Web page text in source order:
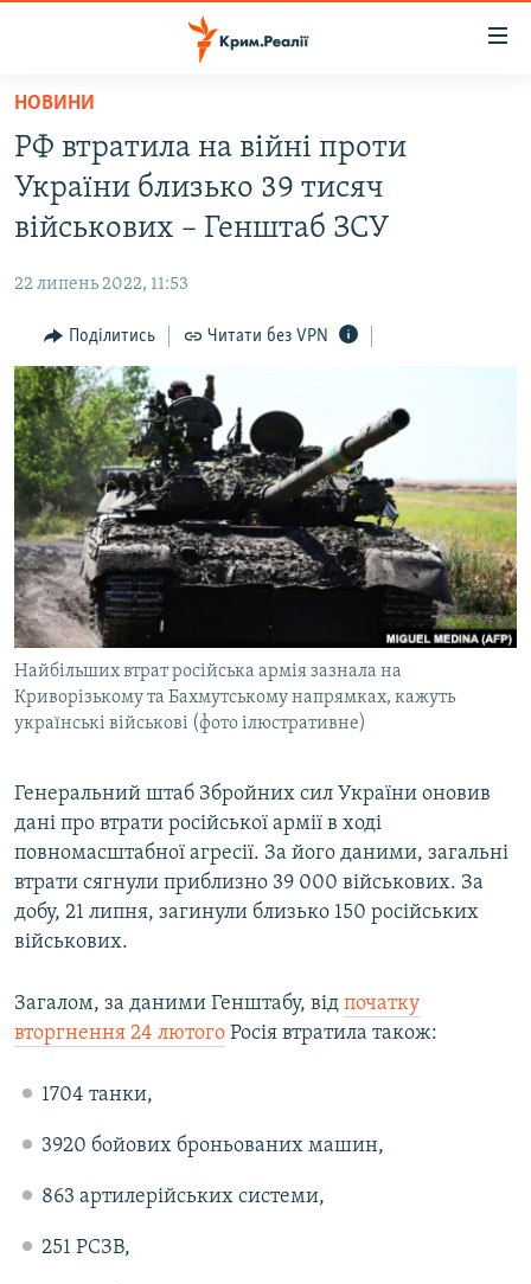
Перейти
основного
матеріалу
Перейти
до
основної
Перейти
до
пошуку
ВОДА.КРИМ
ВІДЕО ТА ФОТО
БЛОГИ
ПОГЛЯД
ІНТЕРВ'Ю
ВСЕ ЗА ДЕНЬ
СПЕЦПРОЕКТИ
ДЕПОРТАЦІЯ
ВІДЕОУРОКИ «ELIFBE»
СВІДЧЕННЯ ОКУПАЦІЇ
УКРАЇНСЬКА ПРОБЛЕМА КРИМУ
ІНФОГРАФІКА
ЯК ОБІЙТИ БЛОКУВАННЯ
Русский
Qırımtatar
ДОЛУЧАЙСЯ!
Усі сайти RFE/RL
НОВИНИ
РФ втратила на війні проти
України близько 39 тисяч
військових – Генштаб ЗСУ
22 липень 2022, 11:53
Поділитись Читати без VPN
Найбільших втрат російська армія зазнала на
Криворізькому та Бахмутському напрямках, кажуть
українські військові (фото ілюстративне)
Генеральний штаб Збройних сил України оновив
дані про втрати російської армії в ході
повномасштабної агресії. За його даними, загальні
втрати сягнули приблизно 39 000 військових. За
добу, 21 липня, загинули близько 150 російських
військових.
Загалом, за даними Генштабу, від початку
вторгнення 24 лютого Росія втратила також:
1704 танки,
3920 бойових броньованих машин,
863 артилерійських системи,
251 РСЗВ,